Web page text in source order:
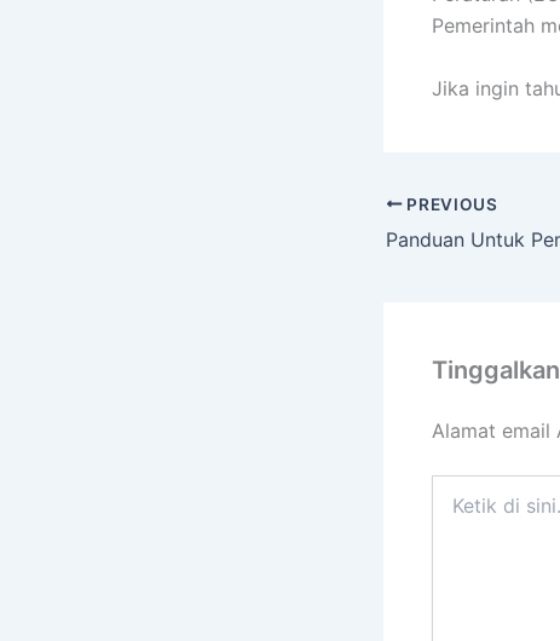
Pemerintah
Jika ingin
PREVIOUS
Alamat email